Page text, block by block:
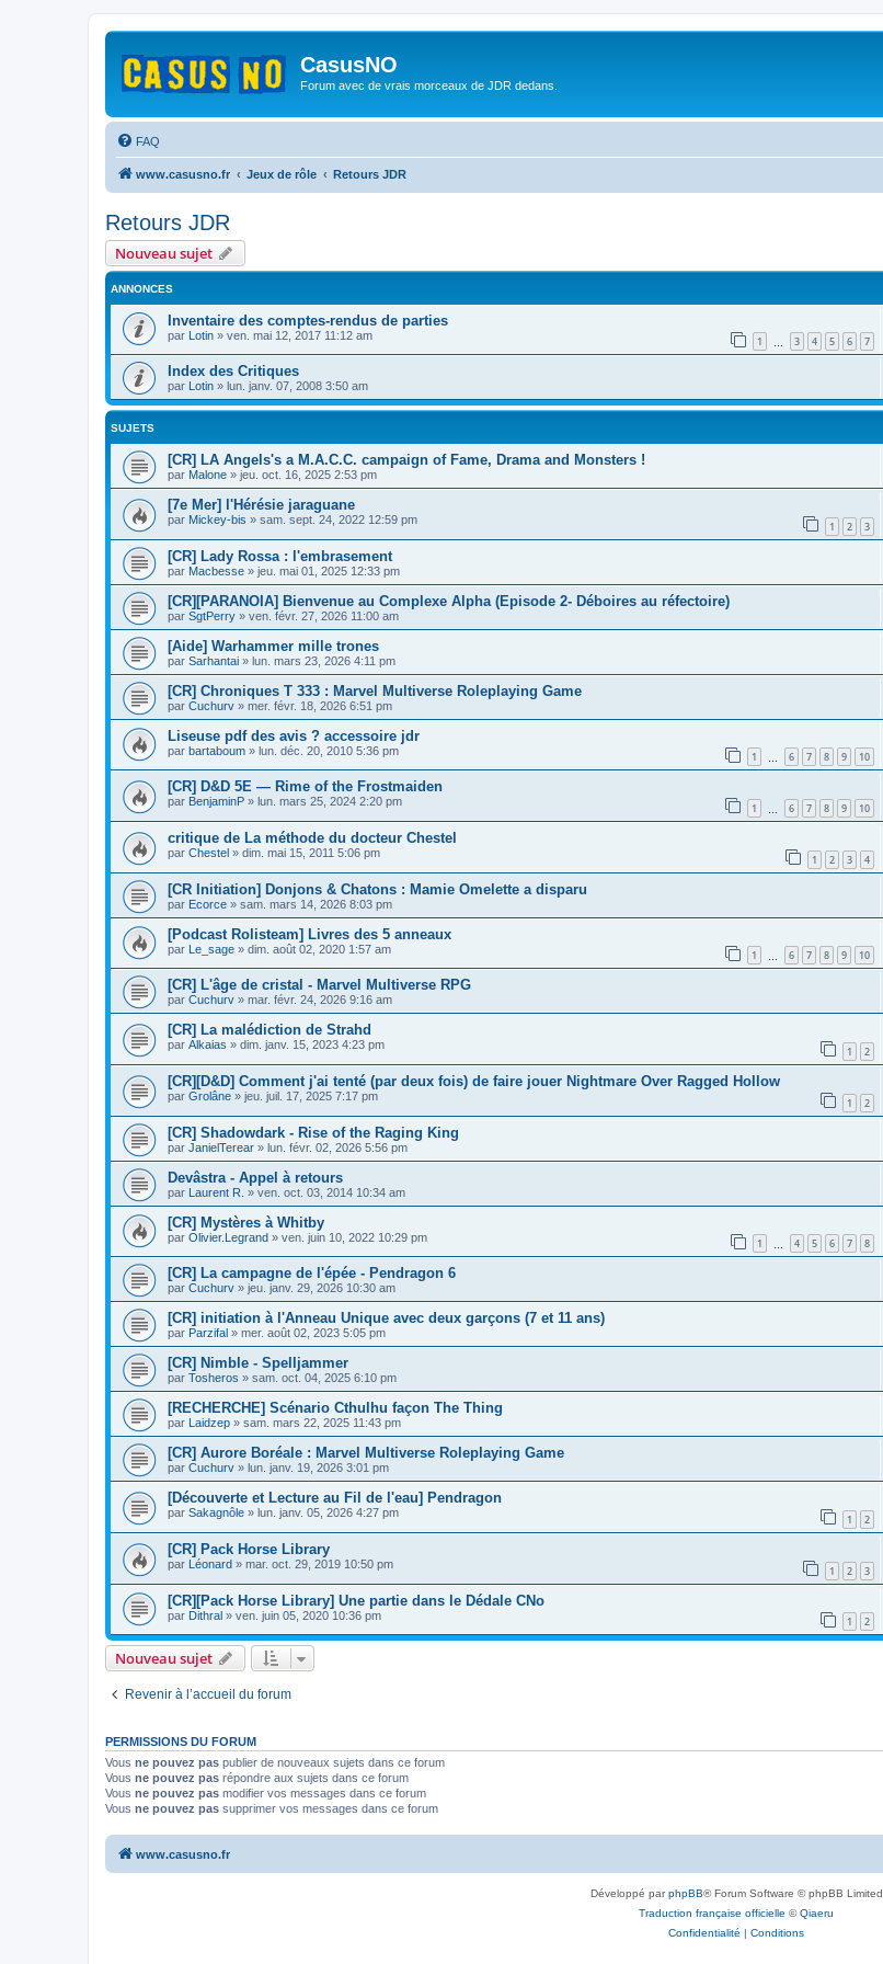
CasusNO
Forum avec de vrais morceaux de JDR dedans.
FAQ
www.casusno.fr Jeux de rôle Retours JDR
Retours JDR
Nouveau sujet
ANNONCES
Inventaire des comptes-rendus de parties
par Lotin » ven. mai 12, 2017 11:12 am 1 3 4 5 6 7
Index des Critiques
par Lotin » lun. janv. 07, 2008 3:50 am
SUJETS
[CR] LA Angels's a M.A.C.C. campaign of Fame, Drama and Monsters !
par Malone » jeu. oct. 16, 2025 2:53 pm
[7e Mer] l'Hérésie jaraguane
par Mickey-bis » sam. sept. 24, 2022 12:59 pm 1 2 3
[CR] Lady Rossa : l'embrasement
par Macbesse » jeu. mai 01, 2025 12:33 pm
[CR][PARANOIA] Bienvenue au Complexe Alpha (Episode 2- Déboires au réfectoire)
par SgtPerry » ven. févr. 27, 2026 11:00 am
[Aide] Warhammer mille trones
par Sarhantai » lun. mars 23, 2026 4:11 pm
[CR] Chroniques T 333 : Marvel Multiverse Roleplaying Game
par Cuchurv » mer. févr. 18, 2026 6:51 pm
Liseuse pdf des avis ? accessoire jdr
par bartaboum » lun. déc. 20, 2010 5:36 pm 1 6 7 8 9 10
[CR] D&D 5E — Rime of the Frostmaiden
par BenjaminP » lun. mars 25, 2024 2:20 pm 1 6 7 8 9 10
critique de La méthode du docteur Chestel
par Chestel » dim. mai 15, 2011 5:06 pm 1 2 3 4
[CR Initiation] Donjons & Chatons : Mamie Omelette a disparu
par Ecorce » sam. mars 14, 2026 8:03 pm
[Podcast Rolisteam] Livres des 5 anneaux
par Le_sage » dim. août 02, 2020 1:57 am 1 6 7 8 9 10
[CR] L'âge de cristal - Marvel Multiverse RPG
par Cuchurv » mar. févr. 24, 2026 9:16 am
[CR] La malédiction de Strahd
par Alkaias » dim. janv. 15, 2023 4:23 pm 1 2
[CR][D&D] Comment j'ai tenté (par deux fois) de faire jouer Nightmare Over Ragged Hollow
par Grolâne » jeu. juil. 17, 2025 7:17 pm 1 2
[CR] Shadowdark - Rise of the Raging King
par JanielTerear » lun. févr. 02, 2026 5:56 pm
Devâstra - Appel à retours
par Laurent R. » ven. oct. 03, 2014 10:34 am
[CR] Mystères à Whitby
par Olivier.Legrand » ven. juin 10, 2022 10:29 pm 1 4 5 6 7 8
[CR] La campagne de l'épée - Pendragon 6
par Cuchurv » jeu. janv. 29, 2026 10:30 am
[CR] initiation à l'Anneau Unique avec deux garçons (7 et 11 ans)
par Parzifal » mer. août 02, 2023 5:05 pm
[CR] Nimble - Spelljammer
par Tosheros » sam. oct. 04, 2025 6:10 pm
[RECHERCHE] Scénario Cthulhu façon The Thing
par Laidzep » sam. mars 22, 2025 11:43 pm
[CR] Aurore Boréale : Marvel Multiverse Roleplaying Game
par Cuchurv » lun. janv. 19, 2026 3:01 pm
[Découverte et Lecture au Fil de l'eau] Pendragon
par Sakagnôle » lun. janv. 05, 2026 4:27 pm 1 2
[CR] Pack Horse Library
par Léonard » mar. oct. 29, 2019 10:50 pm 1 2 3
[CR][Pack Horse Library] Une partie dans le Dédale CNo
par Dithral » ven. juin 05, 2020 10:36 pm 1 2
Nouveau sujet
Revenir à l’accueil du forum
PERMISSIONS DU FORUM
Vous ne pouvez pas publier de nouveaux sujets dans ce forum
Vous ne pouvez pas répondre aux sujets dans ce forum
Vous ne pouvez pas modifier vos messages dans ce forum
Vous ne pouvez pas supprimer vos messages dans ce forum
www.casusno.fr
Développé parphpBB® Forum Software © phpBB Limited
Traduction française officielle ©Qiaeru
Confidentialité | Conditions